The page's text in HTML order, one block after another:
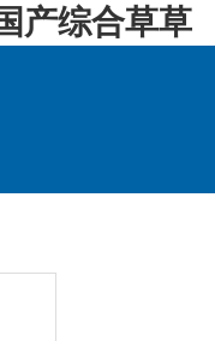
产综合草草